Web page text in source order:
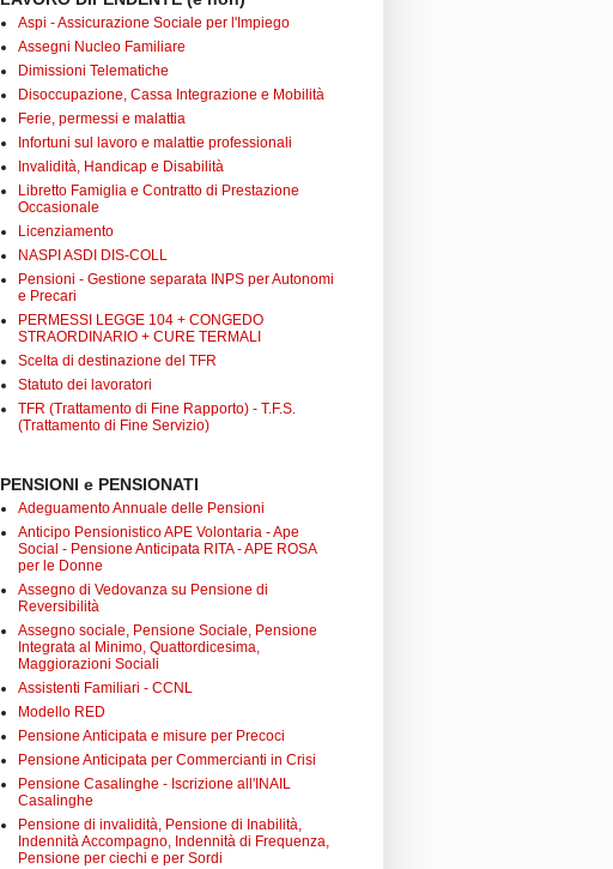
Aspi - Assicurazione Sociale per l'Impiego
Assegni Nucleo Familiare
Dimissioni Telematiche
Disoccupazione, Cassa Integrazione e Mobilità
Ferie, permessi e malattia
Infortuni sul lavoro e malattie professionali
Invalidità, Handicap e Disabilità
Libretto Famiglia e Contratto di Prestazione
Occasionale
Licenziamento
NASPI ASDI DIS-COLL
Pensioni - Gestione separata INPS per Autonomi
e Precari
PERMESSI LEGGE 104 + CONGEDO
STRAORDINARIO + CURE TERMALI
Scelta di destinazione del TFR
Statuto dei lavoratori
TFR (Trattamento di Fine Rapporto) - T.F.S.
(Trattamento di Fine Servizio)
PENSIONI e PENSIONATI
Adeguamento Annuale delle Pensioni
Anticipo Pensionistico APE Volontaria - Ape
Social - Pensione Anticipata RITA - APE ROSA
per le Donne
Assegno di Vedovanza su Pensione di
Reversibilità
Assegno sociale, Pensione Sociale, Pensione
Integrata al Minimo, Quattordicesima,
Maggiorazioni Sociali
Assistenti Familiari - CCNL
Modello RED
Pensione Anticipata e misure per Precoci
Pensione Anticipata per Commercianti in Crisi
Pensione Casalinghe - Iscrizione all'INAIL
Casalinghe
Pensione di invalidità, Pensione di Inabilità,
Indennità Accompagno, Indennità di Frequenza,
Pensione per ciechi e per Sordi